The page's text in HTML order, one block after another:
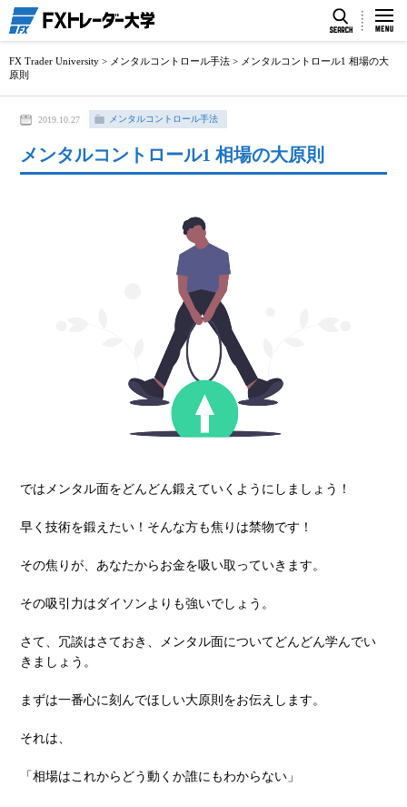
FX Trader University > メンタルコントロール手法 > メンタルコントロール1 相場の大
原則
2019.10.27 メンタルコントロール手法
メンタルコントロール1 相場の大原則
ではメンタル⾯をどんどん鍛えていくようにしましょう！
早く技術を鍛えたい！そんな⽅も焦りは禁物です！
その焦りが、あなたからお⾦を吸い取っていきます。
その吸引⼒はダイソンよりも強いでしょう。
さて、冗談はさておき、メンタル⾯についてどんどん学んでい
きましょう。
まずは⼀番⼼に刻んでほしい⼤原則をお伝えします。
それは、
「相場はこれからどう動くか誰にもわからない」